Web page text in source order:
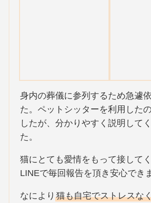
身内の葬儀に参列するため急遽
た。ペットシッターを利用した
したが、分かりやすく説明して
た。
猫にとても愛情をもって接してく
LINEで毎回報告を頂き安心でき
なにより猫も自宅でストレスな